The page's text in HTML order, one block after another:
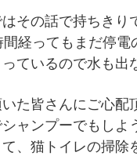
その話で持ちきり
経ってもまだ停電
ているので水も出
た皆さんにご心配
ャンプーでもしよ
、猫トイレの掃除